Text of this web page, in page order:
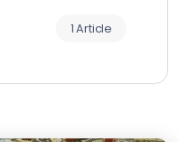
1 Article